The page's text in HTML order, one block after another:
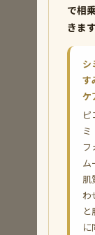
で相
きます
シ
す
ケ
ピ
ミ
ム
肌
わ
に